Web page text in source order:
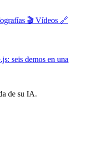
🎬 Vídeos 🔗
seis demos en una
de su IA.